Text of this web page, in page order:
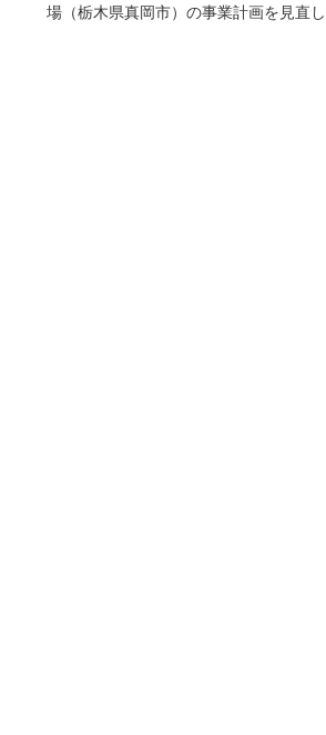
場（栃木県真岡市）の事業計画を見直し